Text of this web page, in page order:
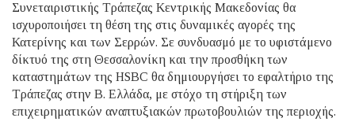
Συνεταιριστικής Τράπεζας Κεντρικής Μακεδονίας θα
ισχυροποιήσει τη θέση της στις δυναμικές αγορές της
Κατερίνης και των Σερρών. Σε συνδυασμό με το υφιστάμενο
δίκτυό της στη Θεσσαλονίκη και την προσθήκη των
καταστημάτων της HSBC θα δημιουργήσει το εφαλτήριο της
Τράπεζας στην Β. Ελλάδα, με στόχο τη στήριξη των
επιχειρηματικών αναπτυξιακών πρωτοβουλιών της περιοχής.